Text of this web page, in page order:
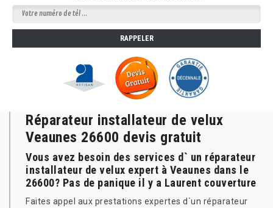
Réparateur installateur de velux
Veaunes 26600 devis gratuit
Vous avez besoin des services d` un réparateur
installateur de velux expert à Veaunes dans le
26600? Pas de panique il y a Laurent couverture
Faites appel aux prestations expertes d`un réparateur